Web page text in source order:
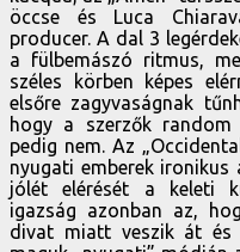
öccse és Luca
producer. A dal 3
a fülbemászó ritmus,
széles körben képes
elsőre zagyvaságnak
hogy a szerzők random
pedig nem. Az
nyugati emberek ironikus
jólét elérését a keleti
igazság azonban az,
divat miatt veszik át és